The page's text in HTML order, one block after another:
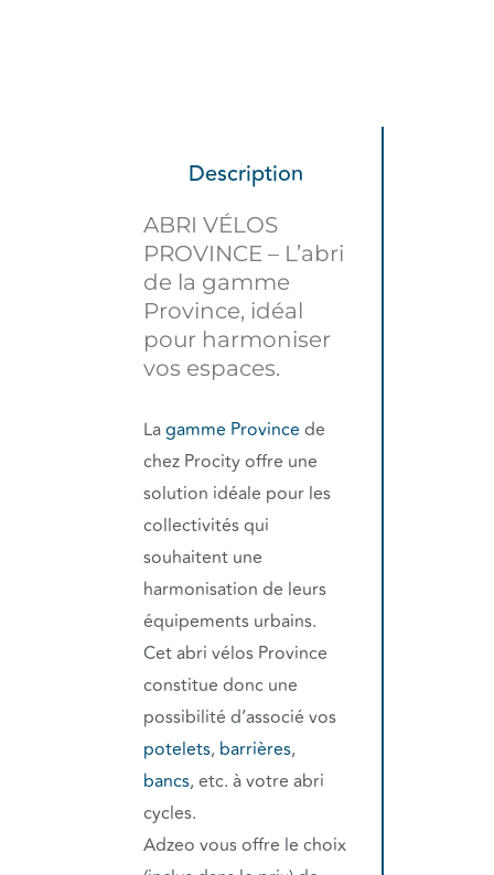
Description
ABRI VÉLOS
PROVINCE – L’abri
de la gamme
Province, idéal
pour harmoniser
vos espaces.
Lagamme Province de
chez Procity offre une
solution idéale pour les
collectivités qui
souhaitent une
harmonisation de leurs
équipements urbains.
Cet abri vélos Province
constitue donc une
possibilité d’associé vos
potelets, barrières,
bancs, etc. à votre abri
cycles.
Adzeo vous offre le choix